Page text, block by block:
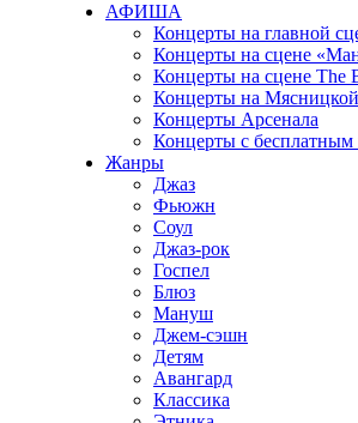
АФИША
Концерты на главной
Концерты на сцене
Концерты на сцене The
Концерты на
Концерты Арсенала
Концерты с бесплатным
Жанры
Джаз
Фьюжн
Соул
Джаз-рок
Госпел
Блюз
Мануш
Джем-сэшн
Детям
Авангард
Классика